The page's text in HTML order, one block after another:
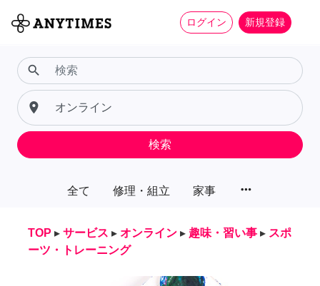
ログイン 新規登録
全て 修理・組立 家事 more_horiz
search
place
検索
TOP ▸ サービス ▸ オンライン ▸ 趣味・習い事 ▸ スポ
ーツ・トレーニング